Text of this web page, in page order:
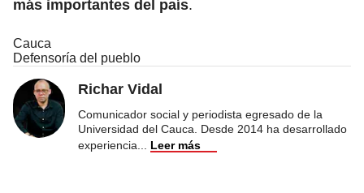
más importantes del país.
Cauca
Defensoría del pueblo
Richar Vidal
Comunicador social y periodista egresado de la
Universidad del Cauca. Desde 2014 ha desarrollado
experiencia
Leer más